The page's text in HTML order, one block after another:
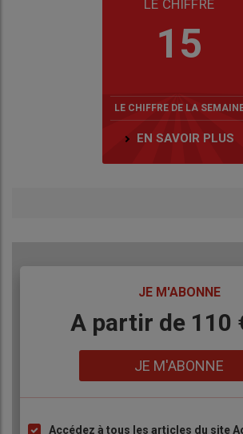
LE CHIFFRE
15
LE CHIFFRE DE LA
EN SAVOIR PLUS
JE M'ABONNE
BodyA partir de 110
JE M'ABONNE
Accédez à tous les articles du site